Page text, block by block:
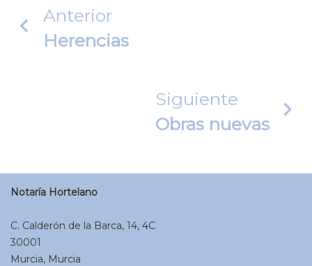
Anterior
Herencias
Siguiente
Obras nuevas
Notaría Hortelano
C. Calderón de la Barca, 14, 4C
30001
Murcia, Murcia